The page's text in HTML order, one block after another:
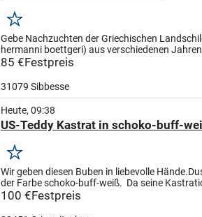
Merken
Gebe Nachzuchten der Griechischen
hermanni boettgeri) aus verschiedenen
Nachzuchten aus dem Jahr 2025.Der Preis
85 €Festpreis
31079 Sibbesse
Heute, 09:38
US-Teddy Kastrat in schoko-buff-
Merken
Wir geben diesen Buben in liebevolle Hände.
der Farbe schoko-buff-weiß. Da seine
auch sofort zu Damen ziehen.
100 €Festpreis